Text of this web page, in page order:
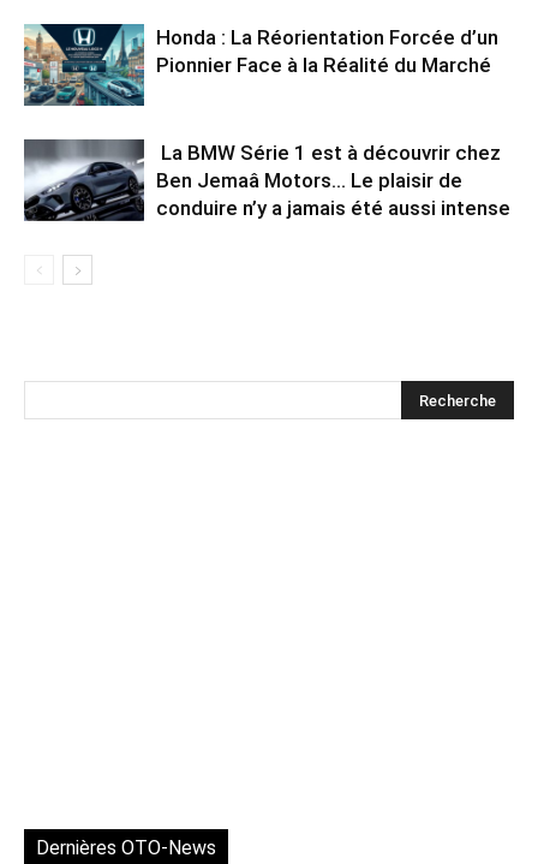
Honda : La Réorientation Forcée d’un
Pionnier Face à la Réalité du Marché
La BMW Série 1 est à découvrir chez
Ben Jemaâ Motors… Le plaisir de
conduire n’y a jamais été aussi intense
Dernières OTO-News